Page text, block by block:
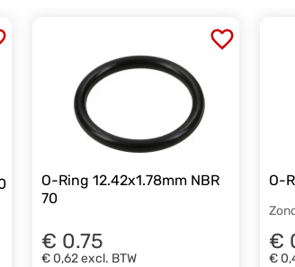
O-Ring 12.42x1.78mm NBR
70
€ 0.75
€ 0,62excl. BTW
O-
€
€